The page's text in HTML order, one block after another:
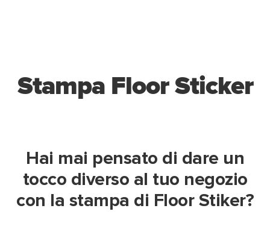
Stampa Floor Sticker
Hai mai pensato di dare un
tocco diverso al tuo negozio
con la stampa di Floor Stiker?